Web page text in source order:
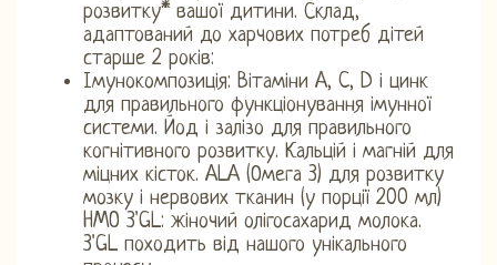
розвитку* вашої дитини. Склад,
адаптований до харчових потреб дітей
старше 2 років:
Імунокомпозиція: Вітаміни A, C, D і цинк
для правильного функціонування імунної
системи. Йод і залізо для правильного
когнітивного розвитку. Кальцій і магній для
міцних кісток. ALA (Омега 3) для розвитку
мозку і нервових тканин (у порції 200 мл)
HMO 3'GL: жіночий олігосахарид молока.
3'GL походить від нашого унікального